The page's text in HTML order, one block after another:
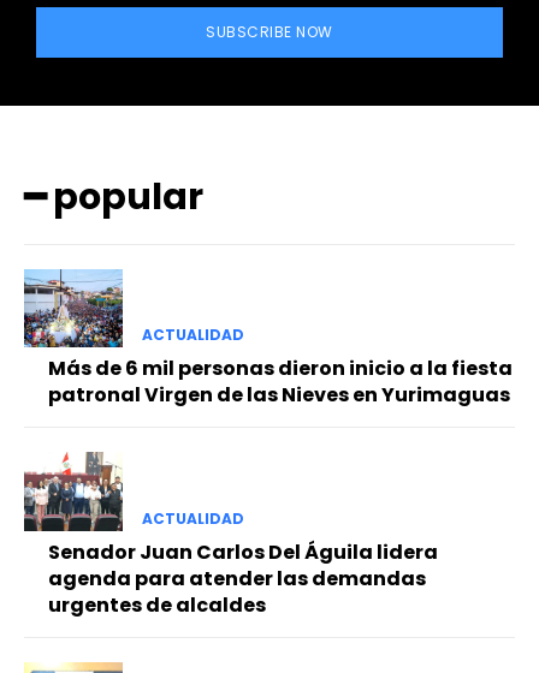
SUBSCRIBE NOW
━ popular
ACTUALIDAD
Más de 6 mil personas dieron inicio a la fiesta
patronal Virgen de las Nieves en Yurimaguas
ACTUALIDAD
Senador Juan Carlos Del Águila lidera
agenda para atender las demandas
urgentes de alcaldes